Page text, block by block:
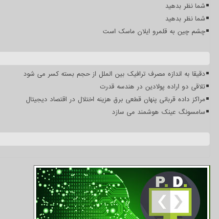
شما نظر بدهید
شما نظر بدهید
چشم چین به قلمرو ایلان ماسک است
دقیقا به اندازه مصرف ترافیک بین الملل از حجم بسته کسر می شود
تلاقی دو اراده پولادین در هندسه قدرت
مراکز داده قربانی پنهان قطعی برق هزینه اختلال در اقتصاد دیجیتال
سامسونگ عینک هوشمند می سازد